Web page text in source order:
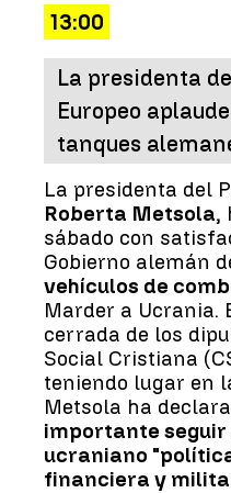
13:00
La presidenta
Europeo
tanques
La presidenta del
Roberta Metsola,
sábado con
Gobierno alemán
vehículos de
Marder a Ucrania.
cerrada de los
Social Cristiana
teniendo lugar en
Metsola ha
importante seguir
ucraniano
financiera y